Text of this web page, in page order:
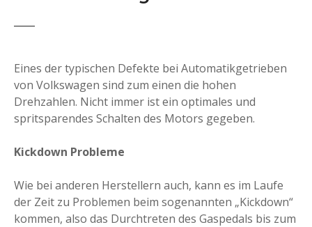
Eines der typischen Defekte bei Automatikgetrieben
von Volkswagen sind zum einen die hohen
Drehzahlen. Nicht immer ist ein optimales und
spritsparendes Schalten des Motors gegeben.
Kickdown Probleme
Wie bei anderen Herstellern auch, kann es im Laufe
der Zeit zu Problemen beim sogenannten „Kickdown“
kommen, also das Durchtreten des Gaspedals bis zum